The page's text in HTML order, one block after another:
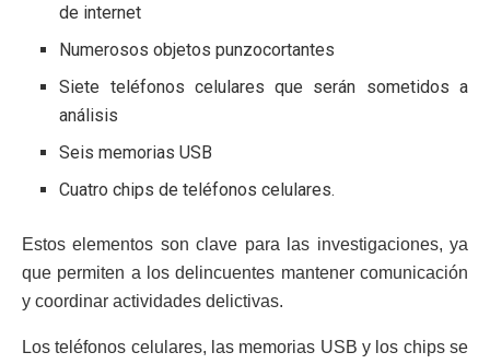
de internet
Numerosos objetos punzocortantes
Siete teléfonos celulares que serán sometidos a
análisis
Seis memorias USB
Cuatro chips de teléfonos celulares.
Estos elementos son clave para las investigaciones, ya
que permiten a los delincuentes mantener comunicación
y coordinar actividades delictivas.
Los teléfonos celulares, las memorias USB y los chips se